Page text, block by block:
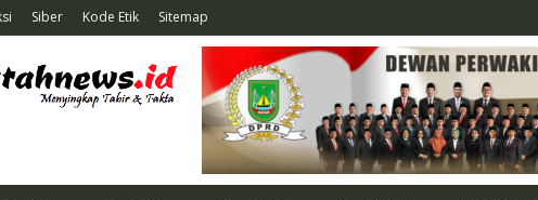
Siber Kode Etik Sitemap